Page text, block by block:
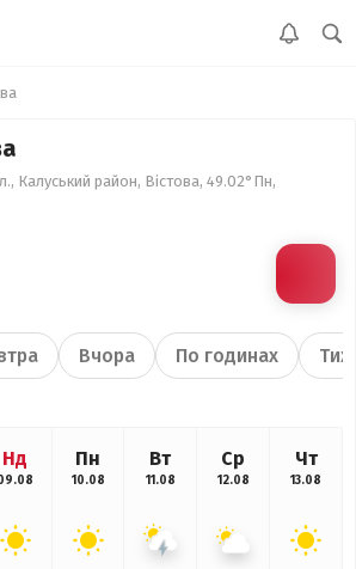
Калуський район, Вістова, 49.02°Пн,
Вчора По годинах
Нд Пн
10.08
Вт
11.08
Ср
12.08
Чт
13.08